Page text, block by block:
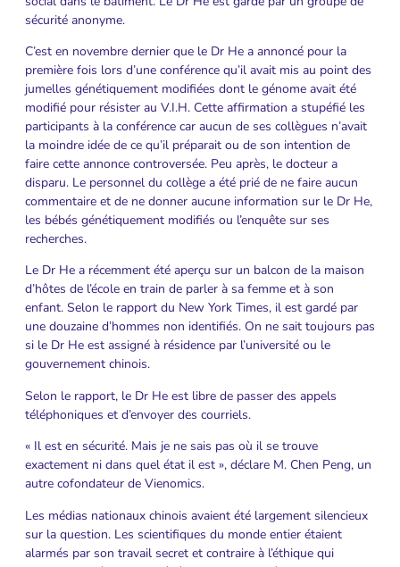
sécurité anonyme.
C’est en novembre dernier que le Dr He a annoncé pour la
première fois lors d’une conférence qu’il avait mis au point des
jumelles génétiquement modifiées dont le génome avait été
modifié pour résister au V.I.H. Cette affirmation a stupéfié les
participants à la conférence car aucun de ses collègues n’avait
la moindre idée de ce qu’il préparait ou de son intention de
faire cette annonce controversée. Peu après, le docteur a
disparu. Le personnel du collège a été prié de ne faire aucun
commentaire et de ne donner aucune information sur le Dr He,
les bébés génétiquement modifiés ou l’enquête sur ses
recherches.
Le Dr He a récemment été aperçu sur un balcon de la maison
d’hôtes de l’école en train de parler à sa femme et à son
enfant. Selon le rapport du New York Times, il est gardé par
une douzaine d’hommes non identifiés. On ne sait toujours pas
si le Dr He est assigné à résidence par l’université ou le
gouvernement chinois.
Selon le rapport, le Dr He est libre de passer des appels
téléphoniques et d’envoyer des courriels.
« Il est en sécurité. Mais je ne sais pas où il se trouve
exactement ni dans quel état il est », déclare M. Chen Peng, un
autre cofondateur de Vienomics.
Les médias nationaux chinois avaient été largement silencieux
sur la question. Les scientifiques du monde entier étaient
alarmés par son travail secret et contraire à l’éthique qui